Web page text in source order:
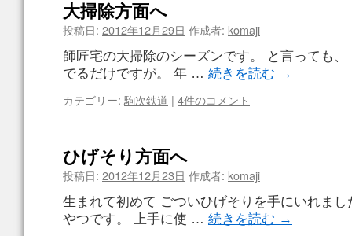
大掃除方面へ
投稿日: 2012年12月29日 作成者: komaji
師匠宅の大掃除のシーズンです。 と言っても
でるだけですが。 年 … 続きを読む →
カテゴリー: 駒次鉄道 | 4件のコメント
ひげそり方面へ
投稿日: 2012年12月23日 作成者: komaji
生まれて初めて ごついひげそりを手にいれま
やつです。 上手に使 … 続きを読む →